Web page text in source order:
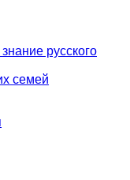
русского
семей